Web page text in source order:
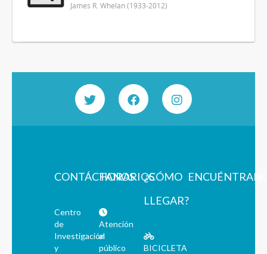
James R. Whelan (1933-2012)
CONTÁCTANOS
Centro
de
Investigación
y
HORARIOS
Atención
al
público
¿CÓMO
LLEGAR?
BICICLETA